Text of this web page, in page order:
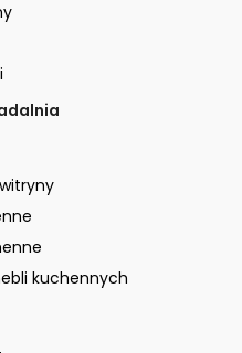
kuchennych